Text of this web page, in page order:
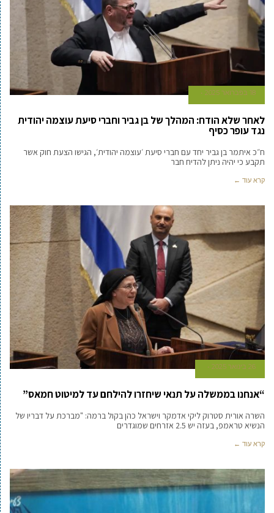
18 בפברואר 2025
לאחר שלא הודח: המהלך של בן גביר וחברי סיעת עוצמה יהודית
נגד עופר כסיף
ח״כ איתמר בן גביר יחד עם חברי סיעת ׳עוצמה יהודית׳, הגישו הצעת חוק אשר
תקבע כי יהיה ניתן להדיח חבר
קרא עוד ←
26 בינואר 2025
“אנחנו בממשלה על תנאי שיחזרו להילחם עד למיטוט חמאס”
השרה אורית סטרוק ליקי אדמקר וישראל כהן בקול ברמה: "מברכת על דבריו של
הנשיא טראמפ, בעזה יש 2.5 אזרחים שמוגדרים
קרא עוד ←